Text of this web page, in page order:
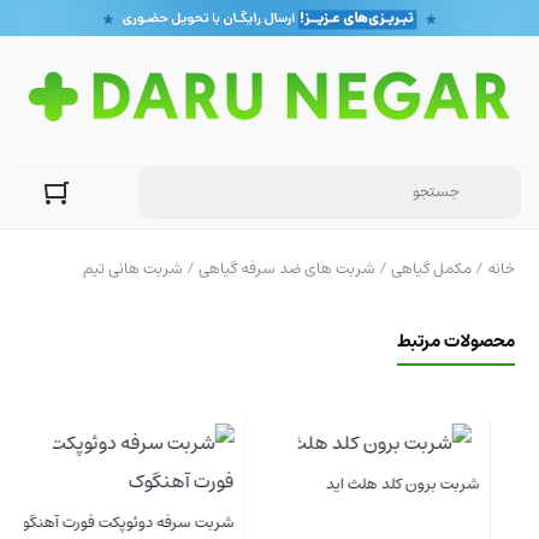
خانه /مکمل گیاهی/ شربت های ضد سرفه گیاهی/ شربت هانی تیم
محصولات مرتبط
شربت برون کلد هلث اید
شربت سرفه دوئوپکت فورت آهنگوک